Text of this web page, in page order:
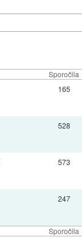
Sporočila
Sporočila
165
528
573
247